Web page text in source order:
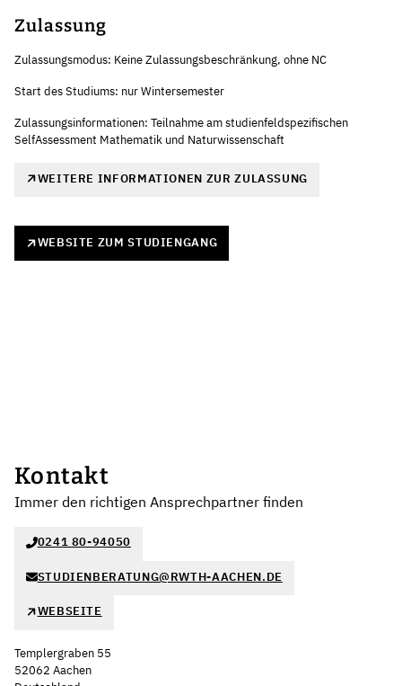
Zulassung
Zulassungsmodus: Keine Zulassungsbeschränkung, ohne NC
Start des Studiums: nur Wintersemester
Zulassungsinformationen: Teilnahme am studienfeldspezifischen
SelfAssessment Mathematik und Naturwissenschaft
WEITERE INFORMATIONEN ZUR ZULASSUNG
WEBSITE ZUM STUDIENGANG
Kontakt
Immer den richtigen Ansprechpartner finden
0241 80-94050
STUDIENBERATUNG@RWTH-AACHEN.DE
WEBSEITE
Templergraben 55
52062 Aachen